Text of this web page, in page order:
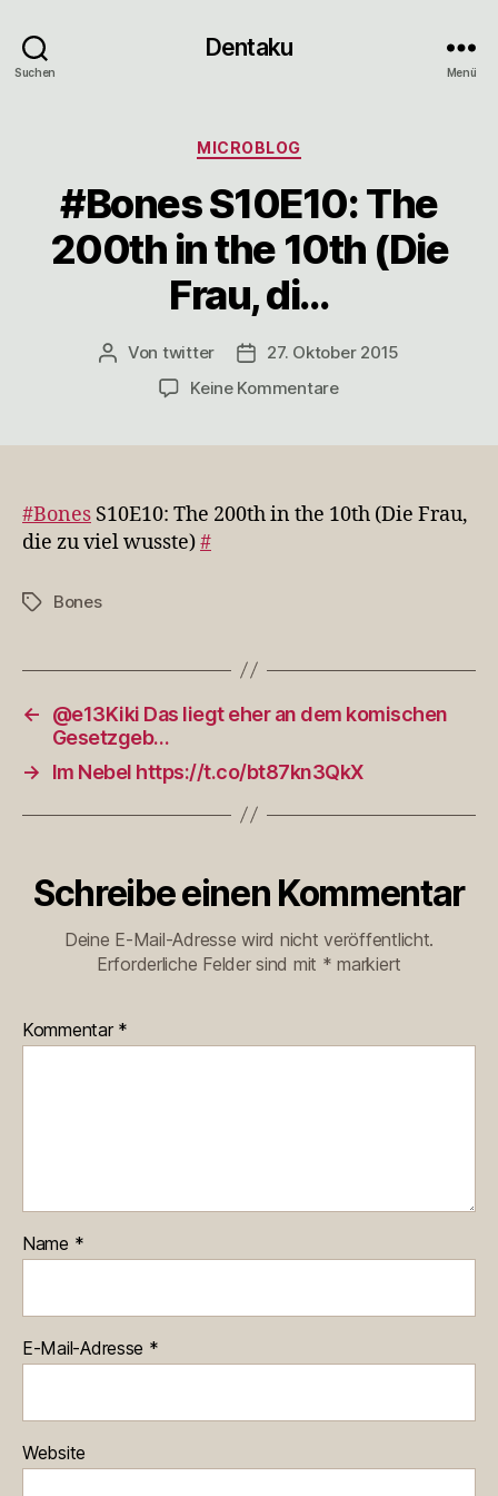
Suchen
Dentaku
Menü
Kategorien
MICROBLOG
#Bones S10E10: The
200th in the 10th (Die
Frau, di…
Beitragsautor
Von twitter Veröffentlichungsdatum
27. Oktober 2015
Keine Kommentarezu
in
#Bones S10E10: The 200th in the 10th (Die Frau,
die zu viel wusste)#
Schlagwörter
Bones
←
@e13Kiki Das liegt eher an dem komischen
Gesetzgeb…
→
Im Nebel https://t.co/bt87kn3QkX
Schreibe einen Kommentar
Deine E-Mail-Adresse wird nicht veröffentlicht.
Erforderliche Felder sind mit * markiert
Kommentar *
Name *
E-Mail-Adresse *
Website